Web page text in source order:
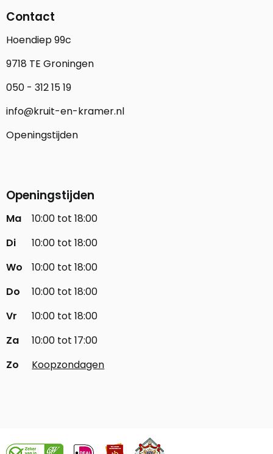
Contact
Hoendiep 99c
9718 TE Groningen
050 - 312 15 19
info@kruit-en-kramer.nl
Openingstijden
Openingstijden
Ma
10:00 tot 18:00
Di
10:00 tot 18:00
Wo
10:00 tot 18:00
Do
10:00 tot 18:00
Vr
10:00 tot 18:00
Za
10:00 tot 17:00
Zo
Koopzondagen